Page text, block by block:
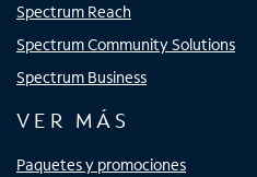
Spectrum Reach
Spectrum Community Solutions
Spectrum Business
VER MÁS
Paquetes y promociones